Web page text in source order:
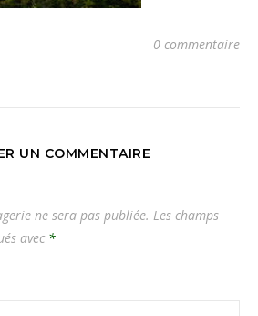
0 commentaire
UN COMMENTAIRE
ne sera pas publiée. Les champs
avec *